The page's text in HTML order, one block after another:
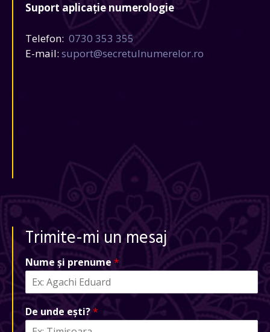
Suport aplicație numerologie
Telefon: 0730 353 355
E-mail: suport@secretulnumerelor.ro
Trimite-mi un mesaj
Nume și prenume *
De unde ești?*